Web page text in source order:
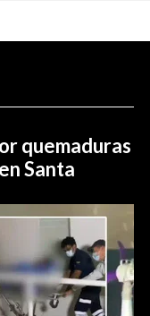
quemaduras
Santa